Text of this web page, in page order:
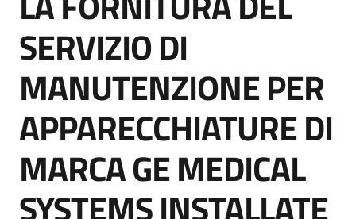
Supporto
Piattaforme
telematiche
SERVIZIO DI
MANUTENZIONE PER
APPARECCHIATURE DI
MARCA GE MEDICAL